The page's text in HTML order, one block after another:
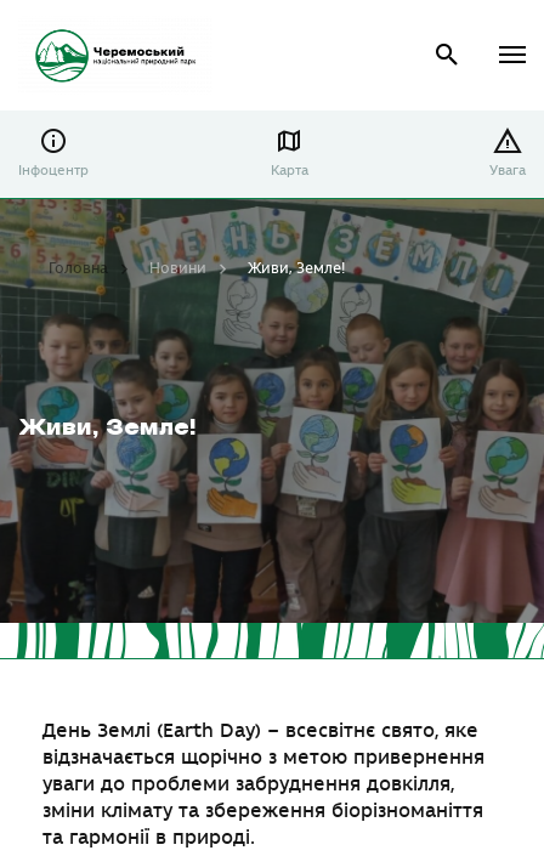
Інфоцентр Карта Увага
Живи, Земле!
Головна Новини Живи, Земле!
День Землі (Earth Day) – всесвітнє свято, яке
відзначається щорічно з метою привернення
уваги до проблеми забруднення довкілля,
зміни клімату та збереження біорізноманіття
та гармонії в природі.